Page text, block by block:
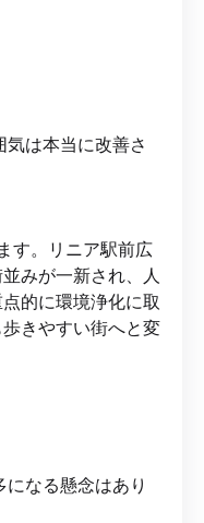
は本当に改善さ
す。リニア駅前広
みが一新され、人
的に環境浄化に取
きやすい街へと変
なる懸念はあり